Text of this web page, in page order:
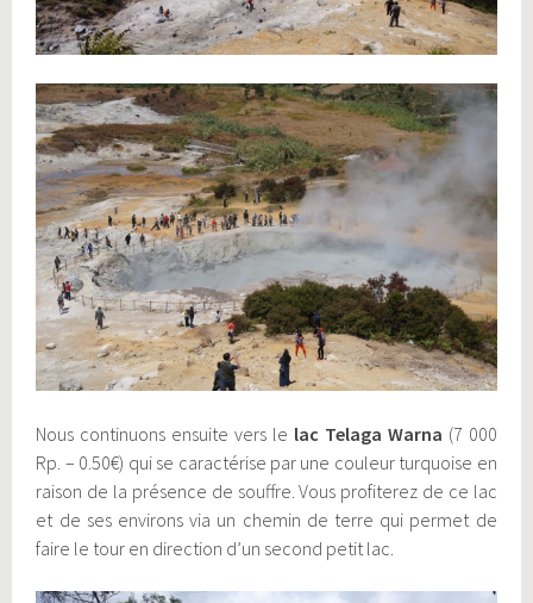
Nous continuons ensuite vers le lac Telaga Warna (7 000
Rp. – 0.50€) qui se caractérise par une couleur turquoise en
raison de la présence de souffre. Vous profiterez de ce lac
et de ses environs via un chemin de terre qui permet de
faire le tour en direction d’un second petit lac.